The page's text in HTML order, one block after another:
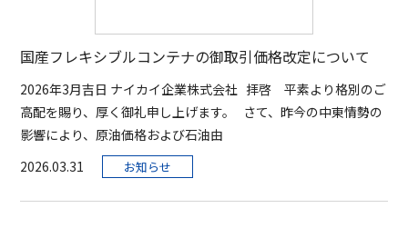
国産フレキシブルコンテナの御取引価格改定について
2026年3月吉日 ナイカイ企業株式会社 拝啓 平素より格別のご
高配を賜り、厚く御礼申し上げます。 さて、昨今の中東情勢の
影響により、原油価格および石油由
2026.03.31
お知らせ